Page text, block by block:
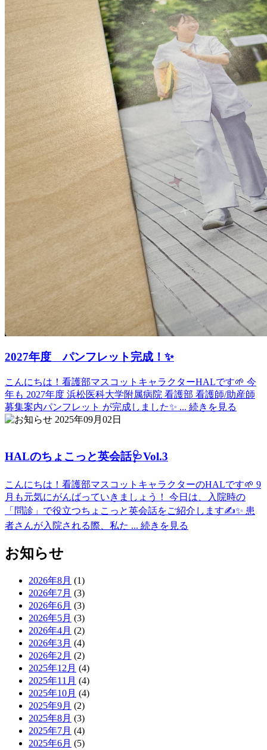
2027年度 パンフレット完成！✨
こんにちは！看護部マスコットキャラクターHALです🌱 今
年も 2027年度 浜松医科大学附属病院 看護部 看護師/助産師
募集案内パンフレット が完成しました✨ ... 続きを見る
2025年09月02日
HALのちょこっと英会話🩺Vol.3
こんにちは！看護部マスコットキャラクターのHALです🌱 9
月も元気にがんばっていきましょう！ 今日は、入院時の
「問診」で役立つちょこっと英会話をご紹介します✍️✨ 患
者さんが入院される際、私た ... 続きを見る
お知らせ
2026年8月 (1)
2026年7月 (3)
2026年6月 (3)
2026年5月 (3)
2026年4月 (2)
2026年3月 (4)
2026年2月 (2)
2025年12月 (4)
2025年11月 (4)
2025年10月 (4)
2025年9月 (2)
2025年8月 (3)
2025年7月 (4)
2025年6月 (5)